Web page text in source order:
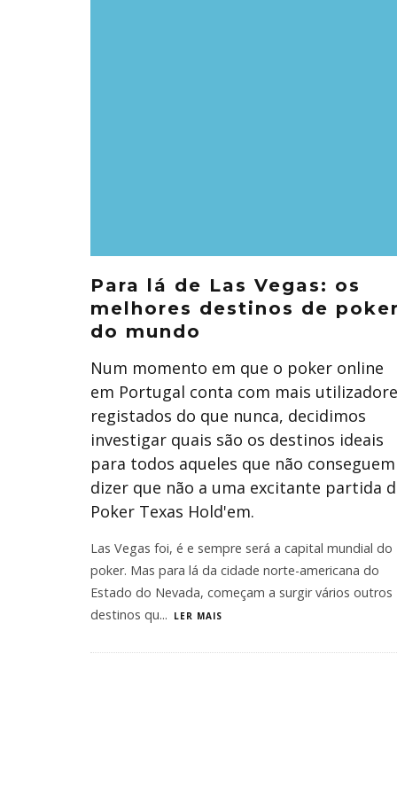
Para lá de Las Vegas: os
melhores destinos de
do mundo
Num momento em que o poker online
em Portugal conta com mais
registados do que nunca, decidimos
investigar quais são os destinos ideais
para todos aqueles que não conseguem
dizer que não a uma excitante partida
Poker Texas Hold'em.
Las Vegas foi, é e sempre será a capital mundial do
poker. Mas para lá da cidade norte-americana do
Estado do Nevada, começam a surgir vários outros
destinos qu... LER MAIS